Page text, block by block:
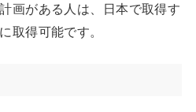
画がある人は、日本で取得す
取得可能です。